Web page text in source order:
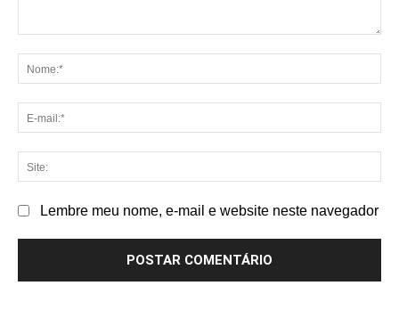
Lembre meu nome, e-mail e website neste navegador